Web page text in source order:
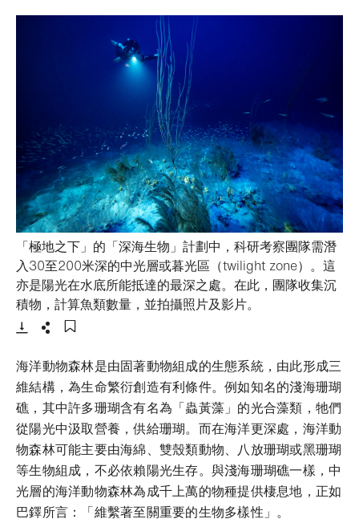
「極地之下」的「深海生物」計劃中，科研考察團隊需潛
入30至200米深的中光層或暮光區（twilight zone）。這
亦是陽光在水底所能抵達的最深之處。在此，團隊收集沉
積物，計算魚類數量，並拍攝照片及影片。
海洋動物森林是由固著動物組成的生態系統，由此形成三
維結構，為生命繁衍創造有利條件。例如知名的淺海珊瑚
礁，其中許多珊瑚含有名為「蟲黃藻」的光合藻類，牠們
從陽光中汲取營養，供給珊瑚。而在海洋更深處，海洋動
物森林可能主要由海綿、雙殼類動物、八放珊瑚或黑珊瑚
等生物組成，不必依賴陽光生存。與淺海珊瑚礁一樣，中
光層的海洋動物森林為成千上萬的物種提供棲息地，正如
巴鐸所言：「維繫著至關重要的生物多樣性」。